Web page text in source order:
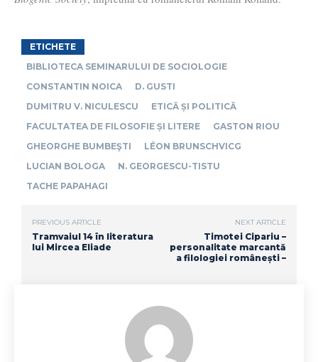
ETICHETE
BIBLIOTECA SEMINARULUI DE SOCIOLOGIE
CONSTANTIN NOICA
D. GUSTI
DUMITRU V. NICULESCU
ETICĂ ȘI POLITICĂ
FACULTATEA DE FILOSOFIE ȘI LITERE
GASTON RIOU
GHEORGHE BUMBEŞTI
LÉON BRUNSCHVICG
LUCIAN BOLOGA
N. GEORGESCU-TISTU
TACHE PAPAHAGI
PREVIOUS ARTICLE
Tramvaiul 14 în literatura
lui Mircea Eliade
NEXT ARTICLE
Timotei Cipariu –
personalitate marcantă
a filologiei românești –